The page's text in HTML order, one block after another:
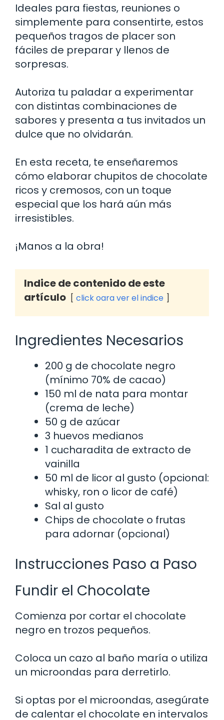
Ideales para fiestas, reuniones o
simplemente para consentirte, estos
pequeños tragos de placer son
fáciles de preparar y llenos de
sorpresas.
Autoriza tu paladar a experimentar
con distintas combinaciones de
sabores y presenta a tus invitados un
dulce que no olvidarán.
En esta receta, te enseñaremos
cómo elaborar chupitos de chocolate
ricos y cremosos, con un toque
especial que los hará aún más
irresistibles.
¡Manos a la obra!
Indice de contenido de este
artículo
click oara ver el indice
Ingredientes Necesarios
200 g de chocolate negro
(mínimo 70% de cacao)
150 ml de nata para montar
(crema de leche)
50 g de azúcar
3 huevos medianos
1 cucharadita de extracto de
vainilla
50 ml de licor al gusto (opcional:
whisky, ron o licor de café)
Sal al gusto
Chips de chocolate o frutas
para adornar (opcional)
Instrucciones Paso a Paso
Fundir el Chocolate
Comienza por cortar el chocolate
negro en trozos pequeños.
Coloca un cazo al baño maría o utiliza
un microondas para derretirlo.
Si optas por el microondas, asegúrate
de calentar el chocolate en intervalos